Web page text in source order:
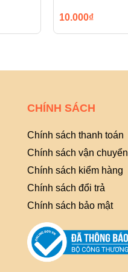
10.000₫
CHÍNH SÁCH
Chính sách thanh toán
Chính sách vận chuyển
Chính sách kiểm hàng
Chính sách đổi trả
Chính sách bảo mật